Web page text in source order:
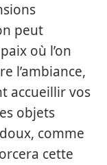
peut
où l’on
l’ambiance,
accueillir vos
objets
comme
cette